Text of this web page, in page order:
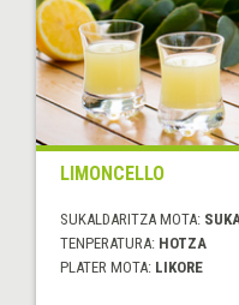
LIMONCELLO
SUKALDARITZA MOTA:
TENPERATURA: HOTZA
PLATER MOTA: LIKORE